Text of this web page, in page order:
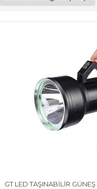
GT LED TAŞINABİLİR